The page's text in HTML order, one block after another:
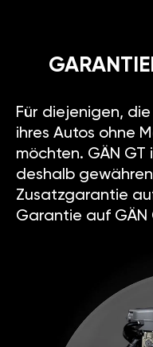
Für diejenigen,
ihres Autos ohne
möchten. GÄN
deshalb
Zusatzgarantie
Garantie auf GÄN